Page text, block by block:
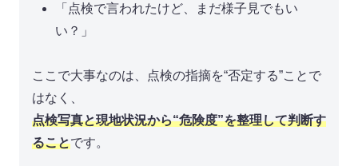
「点検で言われたけど、まだ様子見でもい
い？」
ここで大事なのは、点検の指摘を“否定する”ことで
はなく、
点検写真と現地状況から“危険度”を整理して判断す
ることです。